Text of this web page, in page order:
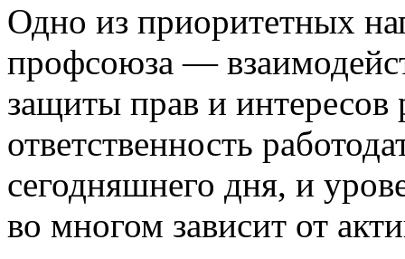
Одно из приоритетных
профсоюза —
защиты прав и интересов
ответственность
сегодняшнего дня, и
во многом зависит от